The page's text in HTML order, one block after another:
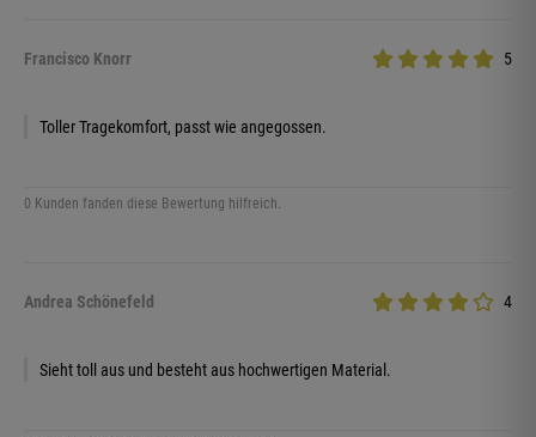
Francisco Knorr 5
Toller Tragekomfort, passt wie angegossen.
0 Kunden fanden diese Bewertung hilfreich.
Andrea Schönefeld 4
Sieht toll aus und besteht aus hochwertigen Material.